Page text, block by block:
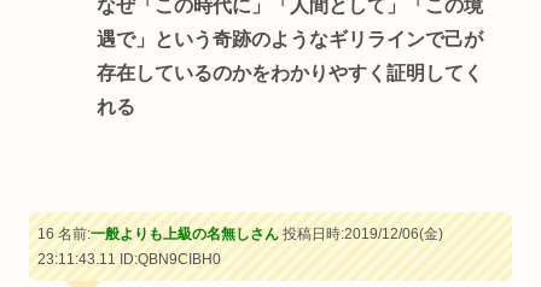
なぜ「この時代に」「人間として」「この境
遇で」という奇跡のようなギリラインで己が
存在しているのかをわかりやすく証明してく
れる
16 名前:一般よりも上級の名無しさん投稿日時:2019/12/06(金)
23:11:43.11ID:QBN9CIBH0